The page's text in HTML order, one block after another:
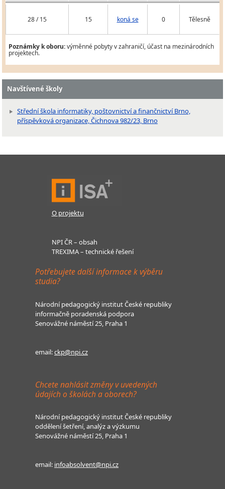
28 / 15 15 koná se 0 Tělesně
Poznámky k oboru:výměnné pobyty v zahraničí, účast na mezinárodních
projektech.
Navštívené školy
Střední škola informatiky, poštovnictví a finančnictví Brno,
příspěvková organizace, Čichnova 982/23, Brno
O projektu
NPI ČR – obsah
TREXIMA – technické řešení
Potřebujete další informace k výběru
studia?
Národní pedagogický institut České republiky
informačně poradenská podpora
Senovážné náměstí 25, Praha 1
email:ckp@npi.cz
Chcete nahlásit změny v uvedených
údajích o školách a oborech?
Národní pedagogický institut České republiky
oddělení šetření, analýz a výzkumu
Senovážné náměstí 25, Praha 1
email: infoabsolvent@npi.cz